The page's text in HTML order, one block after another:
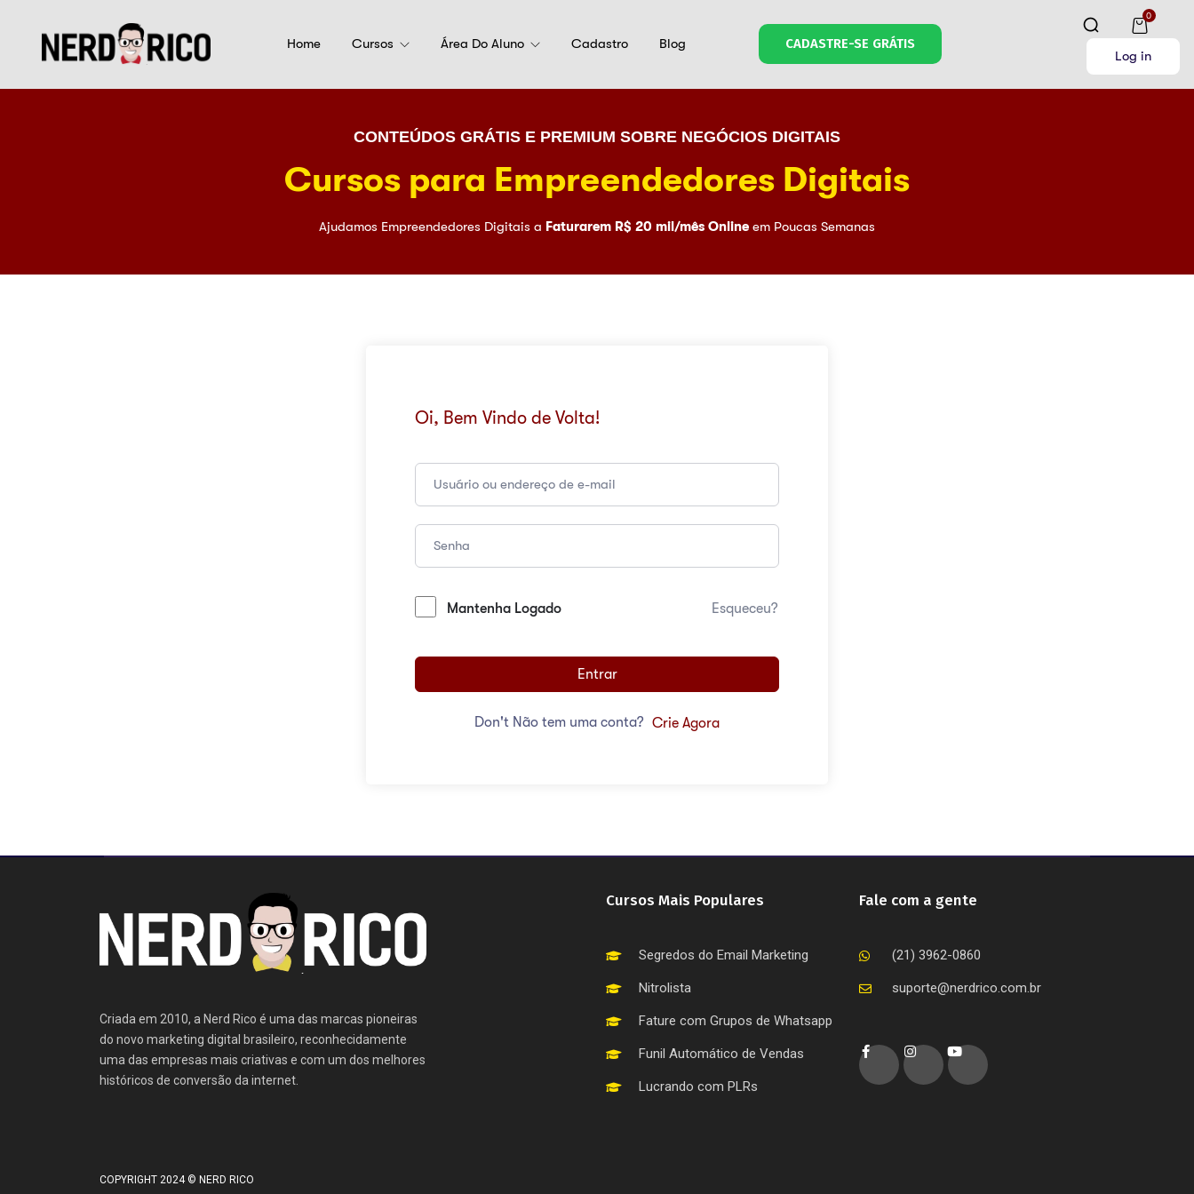
Home Cursos Área Do Aluno Cadastro Blog CADASTRE-SE GRÁTIS
0
Log in
CONTEÚDOS GRÁTIS E PREMIUM SOBRE NEGÓCIOS DIGITAIS
Cursos para Empreendedores Digitais
Ajudamos Empreendedores Digitais a Faturarem R$ 20 mil/mês Online em Poucas Semanas
Oi, Bem Vindo de Volta!
Mantenha Logado Esqueceu?
Entrar
Don't Não tem uma conta? Crie Agora
Criada em 2010, a Nerd Rico é uma das marcas pioneiras
do novo marketing digital brasileiro, reconhecidamente
uma das empresas mais criativas e com um dos melhores
históricos de conversão da internet.
COPYRIGHT 2024 © NERD RICO
Cursos Mais Populares
Segredos do Email Marketing
Nitrolista
Fature com Grupos de Whatsapp
Funil Automático de Vendas
Lucrando com PLRs
Fale com a gente
(21) 3962-0860
suporte@nerdrico.com.br